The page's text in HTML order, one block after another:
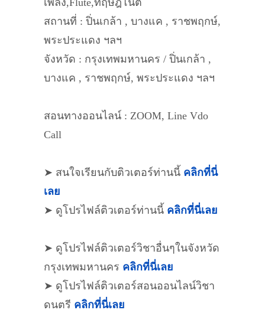
เพลง,Flute,ทฤษฎีโน้ต
สถานที่ : ปิ่นเกล้า , บางแค , ราชพฤกษ์,
พระประแดง ฯลฯ
จังหวัด : กรุงเทพมหานคร / ปิ่นเกล้า ,
บางแค , ราชพฤกษ์, พระประแดง ฯลฯ
สอนทางออนไลน์ : ZOOM, Line Vdo
Call
➤ สนใจเรียนกับติวเตอร์ท่านนี้ คลิกที่นี่
เลย
➤ ดูโปรไฟล์ติวเตอร์ท่านนี้ คลิกที่นี่เลย
➤ ดูโปรไฟล์ติวเตอร์วิชาอื่นๆในจังหวัด
กรุงเทพมหานคร คลิกที่นี่เลย
➤ ดูโปรไฟล์ติวเตอร์สอนออนไลน์วิชา
ดนตรี คลิกที่นี่เลย